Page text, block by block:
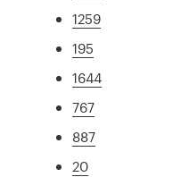
1259
195
1644
767
887
20